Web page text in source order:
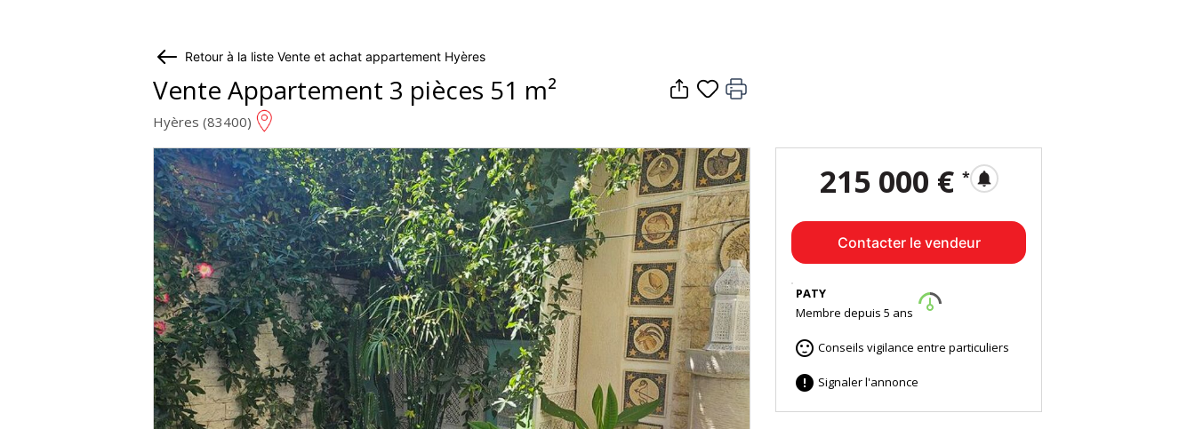
Retour à la liste Vente et achat appartement Hyères
Vente Appartement 3 pièces 51 m²
Hyères (83400)
215 000 € * notifications
Contacter le vendeur
PATY
Membre depuis 5 ans
 Conseils vigilance entre particuliers
 Signaler l'annonce